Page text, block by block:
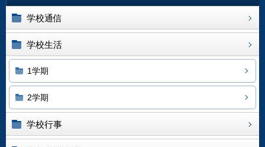
学校通信
学校生活
1学期
2学期
学校行事